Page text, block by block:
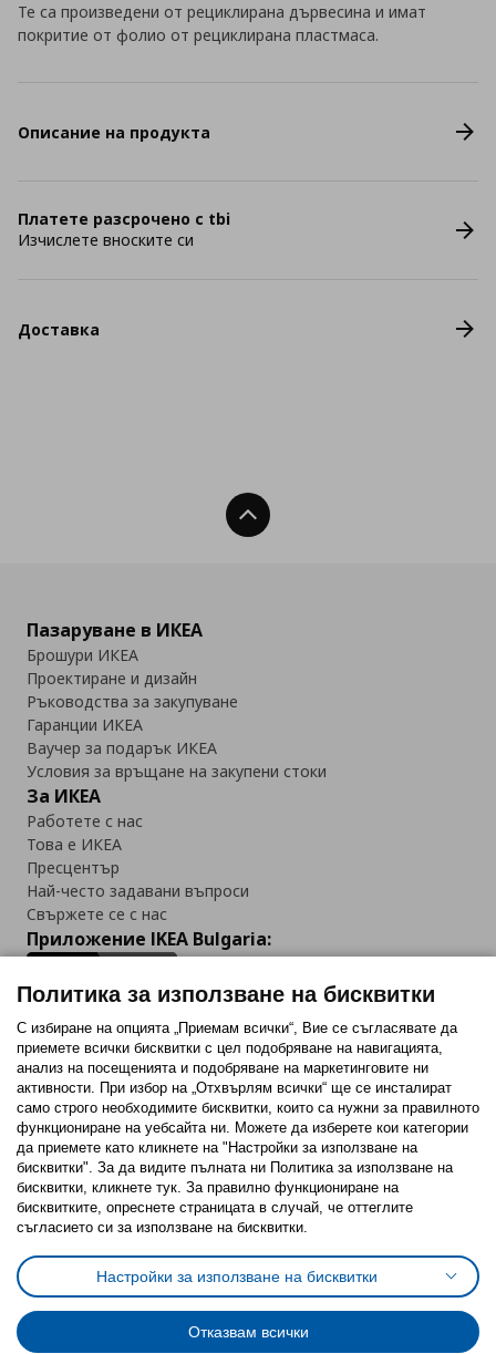
Те са произведени от рециклирана дървесина и имат
покритие от фолио от рециклирана пластмаса.
Описание на продукта
Платете разсрочено с tbi
Изчислете вноските си
Доставка
Нагоре
Пазаруване в ИКЕА
Брошури ИКЕА
Проектиране и дизайн
Ръководства за закупуване
Гаранции ИКЕА
Ваучер за подарък ИКЕА
Условия за връщане на закупени стоки
За ИКЕА
Работете с нас
Това е ИКЕА
Пресцентър
Най-често задавани въпроси
Свържете се с нас
Приложение IKEA Bulgaria:
Последвайте ни:
FacebookTwitterYoutubePinterestInstagram
Политика за използване на бисквитки (Cookies)
Избор на настройки за използване на бисквитки
Условия за ползване на ikea.bgОбща политика за личните данни
Политика за защита на личните данни на ikea.bg
Общи условия на програма IKEA Family
Политика за защита на лични данни на програма IKEA Family
Политика за използване на бисквитки
С избиране на опцията „Приемам всички“, Вие се съгласявате да
приемете всички бисквитки с цел подобряване на навигацията,
анализ на посещенията и подобряване на маркетинговите ни
активности. При избор на „Отхвърлям всички“ ще се инсталират
само строго необходимитe бисквитки, които са нужни за правилното
функциониране на уебсайта ни. Можете да изберете кои категории
да приемете като кликнете на "Настройки за използване на
бисквитки". За да видите пълната ни Политика за използване на
бисквитки, кликнете тук. За правилно функциониране на
бисквитките, опреснете страницата в случай, че оттеглите
съгласието си за използване на бисквитки.
Настройки за използване на бисквитки
Отказвам всички